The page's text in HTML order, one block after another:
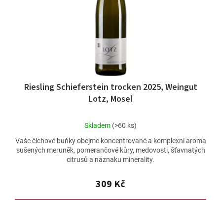
Riesling Schieferstein trocken 2025, Weingut
Lotz, Mosel
Průměrné
produktu
je
4,8
5
hvězdiček.
Skladem (>60 ks)
309 Kč
Vaše čichové buňky obejme koncentrované a komplexní aroma
sušených meruněk, pomerančové kůry, medovosti, šťavnatých
citrusů a náznaku minerality.